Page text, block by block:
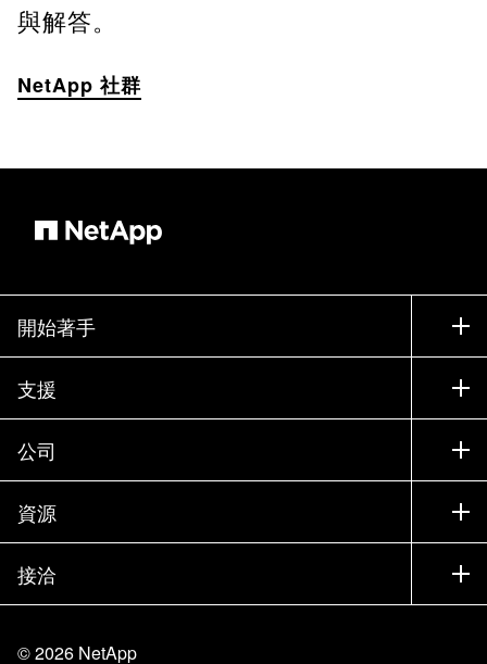
與解答。
NetApp 社群
開始著手
如何購買
聯絡銷售人員
尋找合作夥伴
試用產品
執行簡報
產品（依英文字母順序排列）
支援
支援
訓練
說明文件
知識庫
社群
公司
公司
合作夥伴
工作機會
資源
新聞
活動
部落格
接洽
©2026 NetApp